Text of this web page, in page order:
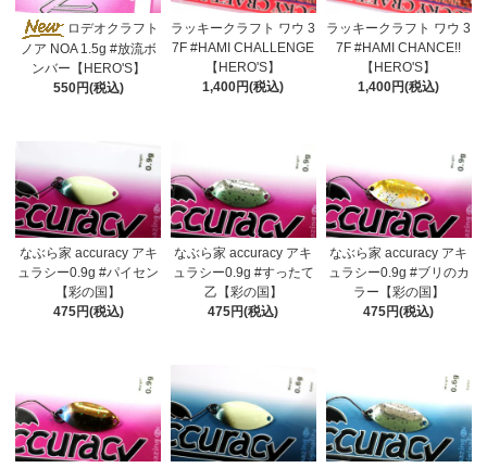
ロデオクラフト
ノア NOA 1.5g #放流ボ
ンバー【HERO'S】
550円(税込)
ラッキークラフト ワウ 3
7F #HAMI CHALLENGE
【HERO'S】
1,400円(税込)
ラッキークラフト ワウ 3
7F #HAMI CHANCE!!
【HERO'S】
1,400円(税込)
なぶら家 accuracy アキ
ュラシー0.9g #パイセン
【彩の国】
475円(税込)
なぶら家 accuracy アキ
ュラシー0.9g #すったて
乙【彩の国】
475円(税込)
なぶら家 accuracy アキ
ュラシー0.9g #ブリのカ
ラー【彩の国】
475円(税込)